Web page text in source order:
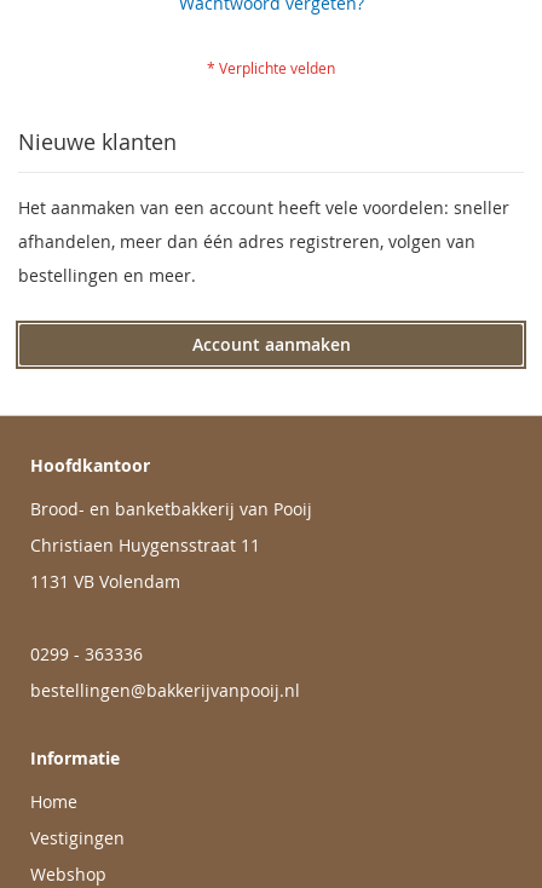
Nieuwe klanten
Het aanmaken van een account heeft vele voordelen: sneller
afhandelen, meer dan één adres registreren, volgen van
bestellingen en meer.
Account aanmaken
Hoofdkantoor
Brood- en banketbakkerij van Pooij
Christiaen Huygensstraat 11
1131 VB Volendam
0299 - 363336
bestellingen@bakkerijvanpooij.nl
Informatie
Home
Vestigingen
Webshop